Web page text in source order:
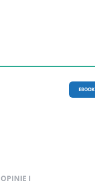
EBOOK
OPINIE I